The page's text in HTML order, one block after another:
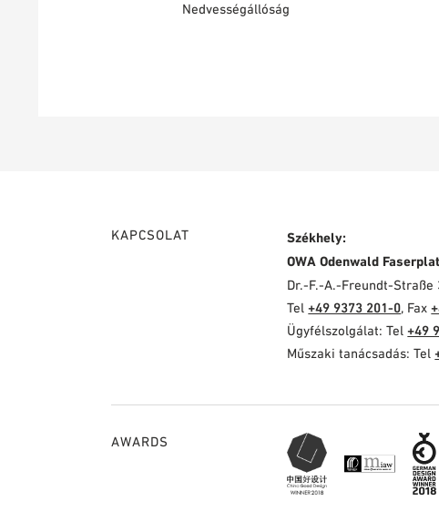
Nedvességállóság
KAPCSOLAT
Székhely:
OWA Odenwald
Dr.-F.-A.-Freundt-Straße
Tel+49 9373 201-0, Fax
Ügyfélszolgálat: Tel+49
Műszaki tanácsadás: Tel
AWARDS